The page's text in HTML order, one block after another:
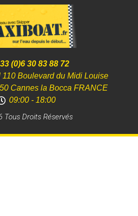
(0)6 30 83 88 72
110 Boulevard du Midi Louise
Cannes la Bocca FRANCE
09:00 - 18:00
Tous Droits Réservés